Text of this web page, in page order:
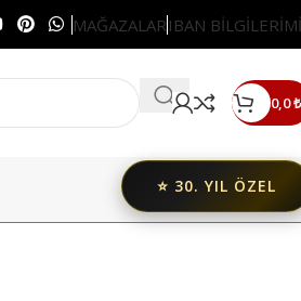
MAĞAZALAR IBAN
0,0₺
⭐ 30. YIL ÖZEL